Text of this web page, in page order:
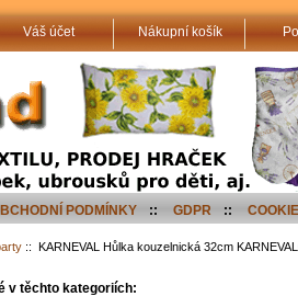
Váš účet Nákupní košík
PODMÍNKY :: GDPR ::
:: KARNEVAL Hůlka kouzelnická 32cm
v těchto kategoriích: